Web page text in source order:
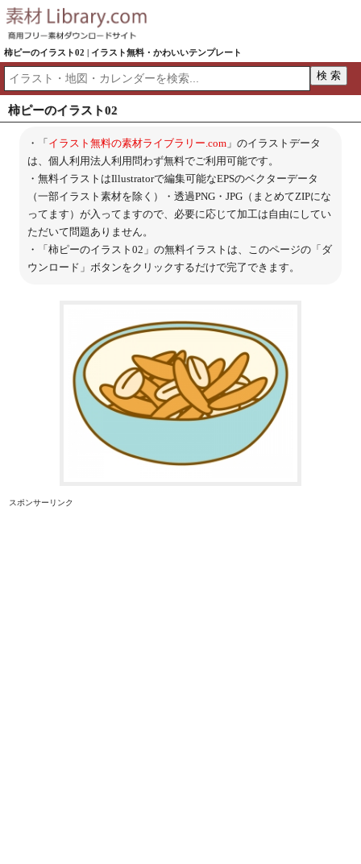
柿ピーのイラスト02 | イラスト無料・かわいいテンプレート
柿ピーのイラスト02
・「イラスト無料の素材ライブラリー.com」のイラストデータ
は、個人利用法人利用問わず無料でご利用可能です。
・無料イラストはIllustratorで編集可能なEPSのベクターデータ
（一部イラスト素材を除く）・透過PNG・JPG（まとめてZIPにな
ってます）が入ってますので、必要に応じて加工は自由にしてい
ただいて問題ありません。
・「柿ピーのイラスト02」の無料イラストは、このページの「ダ
ウンロード」ボタンをクリックするだけで完了できます。
スポンサーリンク